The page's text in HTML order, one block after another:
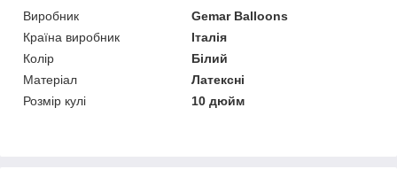
Виробник
Gemar Balloons
Країна виробник
Італія
Колір
Білий
Матеріал
Латексні
Розмір кулі
10 дюйм